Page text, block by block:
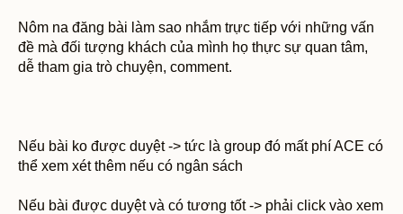
Nôm na đăng bài làm sao nhắm trực tiếp với những vấn
đề mà đối tượng khách của mình họ thực sự quan tâm,
dễ tham gia trò chuyện, comment.
Nếu bài ko được duyệt -> tức là group đó mất phí ACE có
thể xem xét thêm nếu có ngân sách
Nếu bài được duyệt và có tương tốt -> phải click vào xem